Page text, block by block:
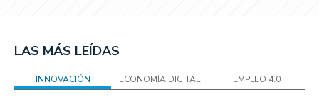
LAS MÁS LEÍDAS
INNOVACIÓN ECONOMÍA DIGITAL EMPLEO 4.0